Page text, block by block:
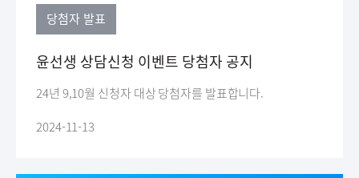
당첨자 발표
윤선생 상담신청 이벤트 당첨자 공지
24년 9,10월 신청자 대상 당첨자를 발표합니다.
2024-11-13